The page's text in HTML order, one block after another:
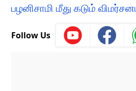
பழனிசாமி மீது கடும்
Follow Us